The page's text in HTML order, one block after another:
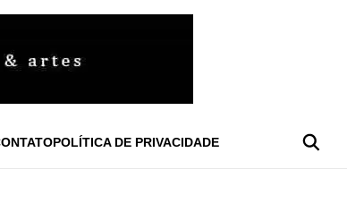
POLÍTICA DE PRIVACIDADE